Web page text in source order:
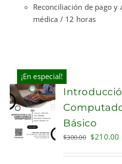
Reconciliación de pago y
médica / 12 horas
¡En especial!
ADD TO
Básico
$300.00 Original
$210.00